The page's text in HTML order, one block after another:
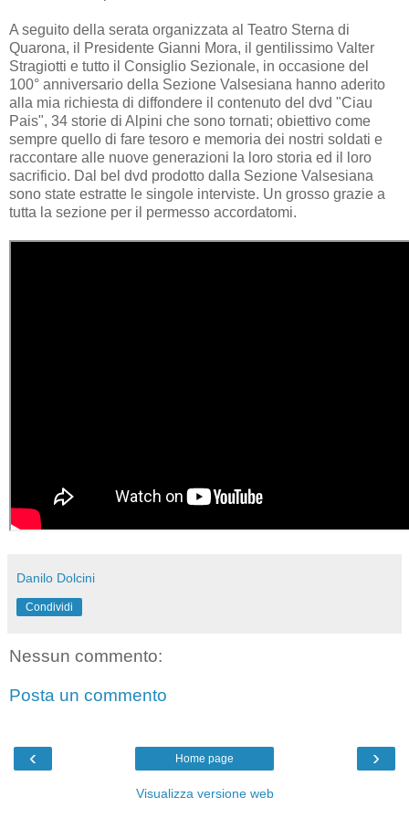
A seguito della serata organizzata al Teatro Sterna di
Quarona, il Presidente Gianni Mora, il gentilissimo Valter
Stragiotti e tutto il Consiglio Sezionale, in occasione del
100° anniversario della Sezione Valsesiana hanno aderito
alla mia richiesta di diffondere il contenuto del dvd "Ciau
Pais", 34 storie di Alpini che sono tornati; obiettivo come
sempre quello di fare tesoro e memoria dei nostri soldati e
raccontare alle nuove generazioni la loro storia ed il loro
sacrificio. Dal bel dvd prodotto dalla Sezione Valsesiana
sono state estratte le singole interviste. Un grosso grazie a
tutta la sezione per il permesso accordatomi.
Danilo Dolcini
Condividi
Nessun commento:
Posta un commento
‹ ›
Home page
Visualizza versione web